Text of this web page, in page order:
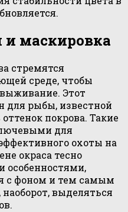
маскировка
стремятся
среде, чтобы
Этот
для рыбы, известной
покрова. Такие
для
охоты на
окраса тесно
особенностями,
с фоном и тем самым
выделяться